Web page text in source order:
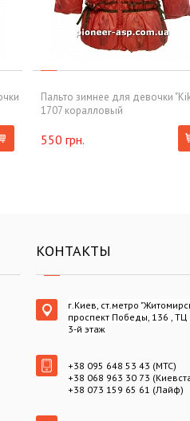
Пальто зимнее для девочки
1707 коралловый
550 грн.
КОНТАКТЫ
г.Киев, ст.метро
проспект Победы, 136 , ТЦ
3-й этаж
+38 095 648 53 43 (МТС)
+38 068 963 30 73
+38 073 159 65 61 (Лайф)